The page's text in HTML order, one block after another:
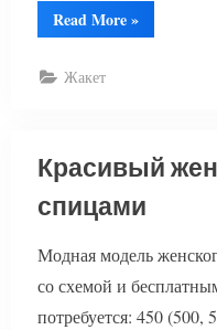
Read More“Меланжевый
жакет”
»
Жакет
Красивый
спицами
Модная модель
со схемой и
потребуется: 450